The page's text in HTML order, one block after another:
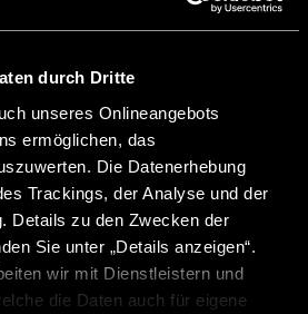
durch Dritte
unseres Onlineangebots
ermöglichen, das
Die Datenerhebung
Trackings, der Analyse und der
Details zu den Zwecken der
Sie unter „Details anzeigen“.
wir mit Dienstleistern und
die Daten auch für eigene
r finden Sie in unserer
CROSSCAMP-Newsletter erhalten
E-Mail über Neuheiten und
werden. Details zur
und meinen Rechten finde ich in der
Die Einwilligung ist freiwillig